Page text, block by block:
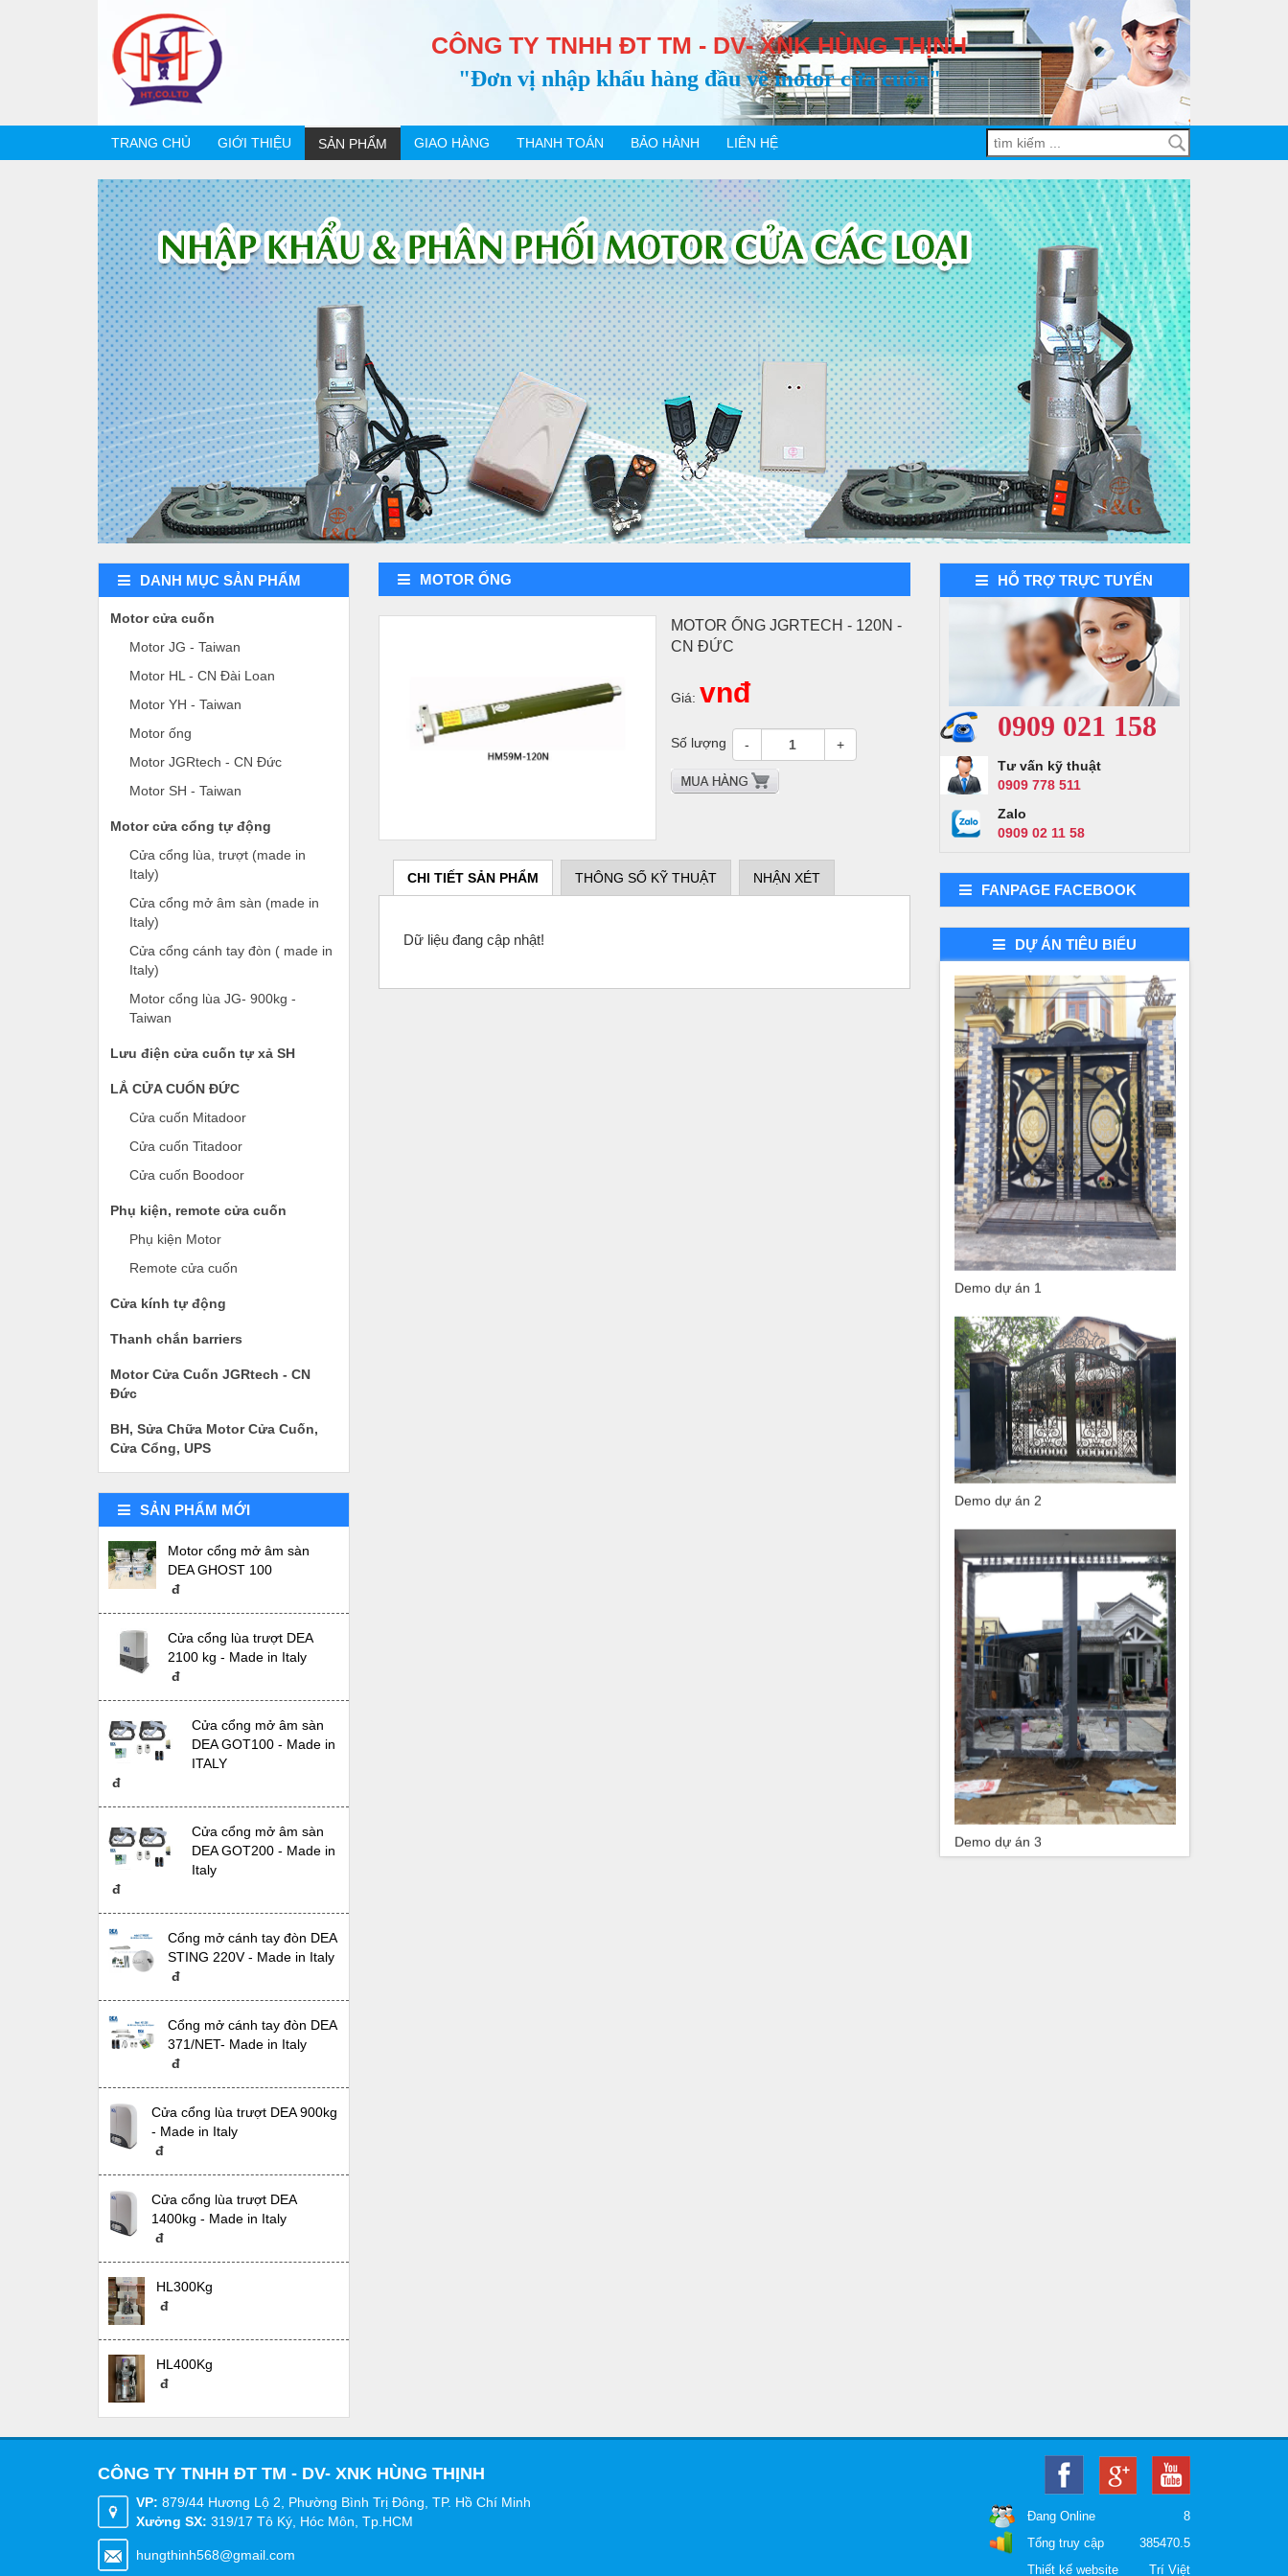
CÔNG TY TNHH ĐT TM - DV- XNK HÙNG THỊNH
"Đơn vị nhập khẩu hàng đầu về motor cửa cuốn"
TRANG CHỦ GIỚI THIỆU SẢN PHẨM GIAO HÀNG THANH TOÁN BẢO HÀNH LIÊN HỆ
DANH MỤC SẢN PHẨM
Motor cửa cuốn
Motor JG - Taiwan
Motor HL - CN Đài Loan
Motor YH - Taiwan
Motor ống
Motor JGRtech - CN Đức
Motor SH - Taiwan
Motor cửa cổng tự động
Cửa cổng lùa, trượt (made in
Italy)
Cửa cổng mở âm sàn (made in
Italy)
Cửa cổng cánh tay đòn ( made in
Italy)
Motor cổng lùa JG- 900kg -
Taiwan
Lưu điện cửa cuốn tự xả SH
LẮ CỬA CUỐN ĐỨC
Cửa cuốn Mitadoor
Cửa cuốn Titadoor
Cửa cuốn Boodoor
Phụ kiện, remote cửa cuốn
Phụ kiện Motor
Remote cửa cuốn
Cửa kính tự động
Thanh chắn barriers
Motor Cửa Cuốn JGRtech - CN
Đức
BH, Sửa Chữa Motor Cửa Cuốn,
Cửa Cổng, UPS
SẢN PHẨM MỚI
Motor cổng mở âm sàn
DEA GHOST 100
đ
Cửa cổng lùa trượt DEA
2100 kg - Made in Italy
đ
Cửa cổng mở âm sàn
DEA GOT100 - Made in
ITALY
đ
Cửa cổng mở âm sàn
DEA GOT200 - Made in
Italy
đ
Cổng mở cánh tay đòn DEA
STING 220V - Made in Italy
đ
Cổng mở cánh tay đòn DEA
371/NET- Made in Italy
đ
Cửa cổng lùa trượt DEA 900kg
- Made in Italy
đ
Cửa cổng lùa trượt DEA
1400kg - Made in Italy
đ
HL300Kg
đ
HL400Kg
đ
MOTOR ỐNG
MOTOR ỐNG JGRTECH - 120N -
CN ĐỨC
Giá: vnđ
Số lượng - +
CHI TIẾT SẢN PHẨM THÔNG SỐ KỸ THUẬT NHẬN XÉT
Dữ liệu đang cập nhật!
HỖ TRỢ TRỰC TUYẾN
0909 021 158
Tư vấn kỹ thuật
0909 778 511
Zalo
0909 02 11 58
FANPAGE FACEBOOK
DỰ ÁN TIÊU BIỂU
Demo dự án 1
Demo dự án 3
Demo dự án 1
Demo dự án 2
Demo dự án 3
CÔNG TY TNHH ĐT TM - DV- XNK HÙNG THỊNH
VP: 879/44 Hương Lộ 2, Phường Bình Trị Đông, TP. Hồ Chí Minh
Xưởng SX: 319/17 Tô Ký, Hóc Môn, Tp.HCM
hungthinh568@gmail.com
8
Đang Online
385470.5
Tổng truy cập
Trí Việt
Thiết kế website